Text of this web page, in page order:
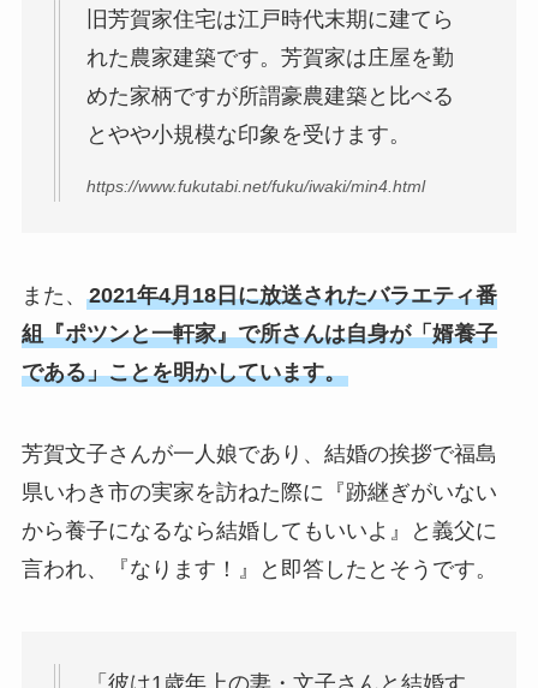
旧芳賀家住宅は江戸時代末期に建てら
れた農家建築です。芳賀家は庄屋を勤
めた家柄ですが所謂豪農建築と比べる
とやや小規模な印象を受けます。
https://www.fukutabi.net/fuku/iwaki/min4.html
また、 2021年4月18日に放送されたバラエティ番
組『ポツンと一軒家』で所さんは自身が「婿養子
である」ことを明かしています。
芳賀文子さんが一人娘であり、結婚の挨拶で福島
県いわき市の実家を訪ねた際に『跡継ぎがいない
から養子になるなら結婚してもいいよ』と義父に
言われ、『なります！』と即答したとそうです。
「彼は1歳年上の妻・文子さんと結婚す